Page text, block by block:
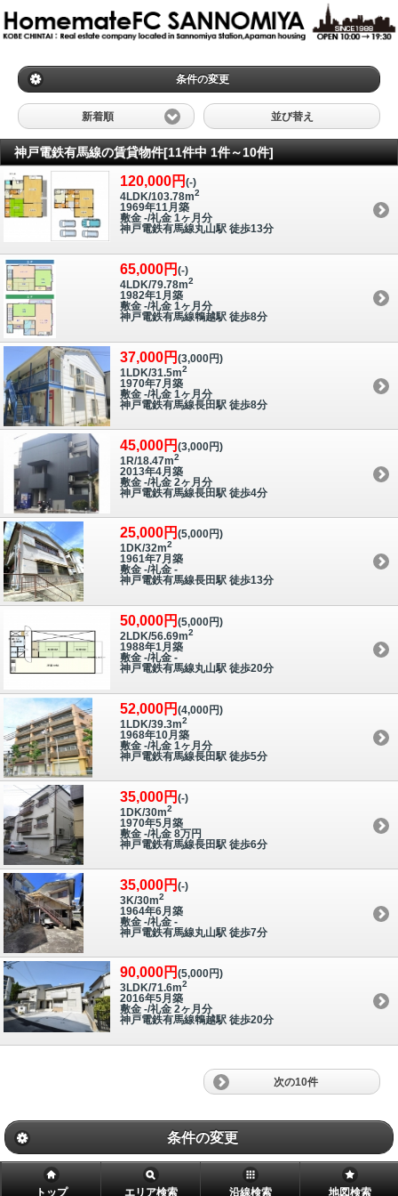
条件の変更
新着順 並び替え
神戸電鉄有馬線の賃貸物件[11件中 1件～10件]
120,000円 (-)
4LDK/103.78m2
1969年11月築
敷金 -/礼金 1ヶ月分
神戸電鉄有馬線丸山駅 徒歩13分
65,000円 (-)
4LDK/79.78m2
1982年1月築
敷金 -/礼金 1ヶ月分
神戸電鉄有馬線鵯越駅 徒歩8分
37,000円 (3,000円)
1LDK/31.5m2
1970年7月築
敷金 -/礼金 1ヶ月分
神戸電鉄有馬線長田駅 徒歩8分
45,000円 (3,000円)
1R/18.47m2
2013年4月築
敷金 -/礼金 2ヶ月分
神戸電鉄有馬線長田駅 徒歩4分
25,000円 (5,000円)
1DK/32m2
1961年7月築
敷金 -/礼金 -
神戸電鉄有馬線長田駅 徒歩13分
50,000円 (5,000円)
2LDK/56.69m2
1988年1月築
敷金 -/礼金 -
神戸電鉄有馬線丸山駅 徒歩20分
52,000円 (4,000円)
1LDK/39.3m2
1968年10月築
敷金 -/礼金 1ヶ月分
神戸電鉄有馬線長田駅 徒歩5分
35,000円 (-)
1DK/30m2
1970年5月築
敷金 -/礼金 8万円
神戸電鉄有馬線長田駅 徒歩6分
35,000円 (-)
3K/30m2
1964年6月築
敷金 -/礼金 -
神戸電鉄有馬線丸山駅 徒歩7分
90,000円 (5,000円)
3LDK/71.6m2
2016年5月築
敷金 -/礼金 2ヶ月分
神戸電鉄有馬線鵯越駅 徒歩20分
次の10件
条件の変更
トップ エリア検索 沿線検索 地図検索